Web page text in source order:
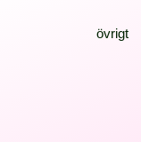
övrigt